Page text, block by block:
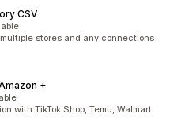
CSV
stores and any connections
+
with TikTok Shop, Temu, Walmart